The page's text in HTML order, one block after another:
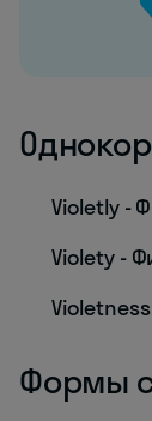
Violetly -
Violety -
Формы